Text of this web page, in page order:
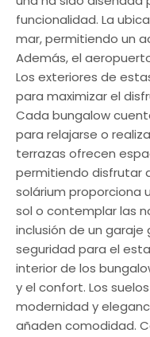
funcionalidad. La
mar, permitiendo un
Además, el
Los exteriores de
para maximizar el
Cada bungalow
para relajarse o
terrazas ofrecen
permitiendo disfrutar
solárium proporciona
sol o contemplar las
inclusión de un
seguridad para el
interior de los
y el confort. Los
modernidad y
añaden comodidad.